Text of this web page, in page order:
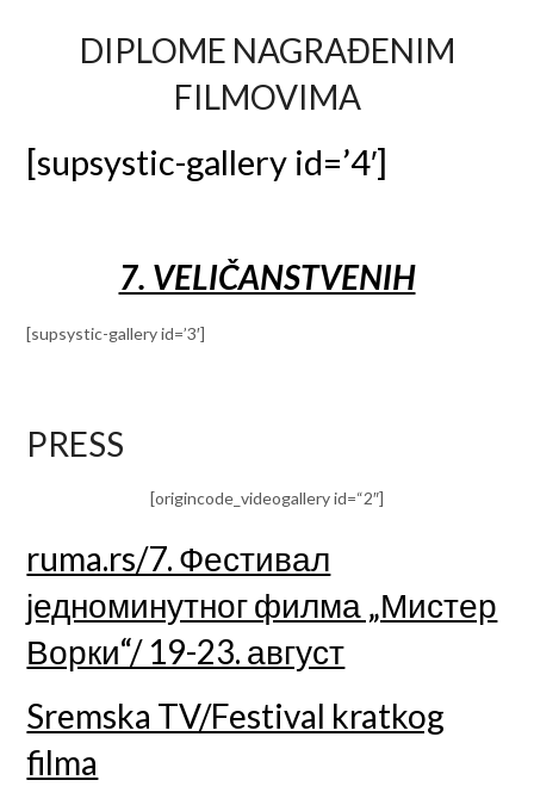
DIPLOME NAGRAĐENIM
FILMOVIMA
[supsystic-gallery id=’4′]
7. VELIČANSTVENIH
[supsystic-gallery id=’3′]
PRESS
[origincode_videogallery id=“2″]
ruma.rs/7. Фестивал
једноминутног филма „Мистер
Ворки“/ 19-23. август
Sremska TV/Festival kratkog
filma